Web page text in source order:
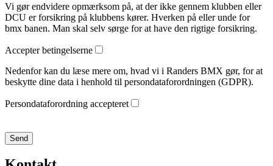
Vi gør endvidere opmærksom på, at der ikke gennem klubben eller
DCU er forsikring på klubbens kører. Hverken på eller unde for
bmx banen. Man skal selv sørge for at have den rigtige forsikring.
Accepter betingelserne
Nedenfor kan du læse mere om, hvad vi i Randers BMX gør, for at
beskytte dine data i henhold til persondataforordningen (GDPR).
Persondataforordning accepteret